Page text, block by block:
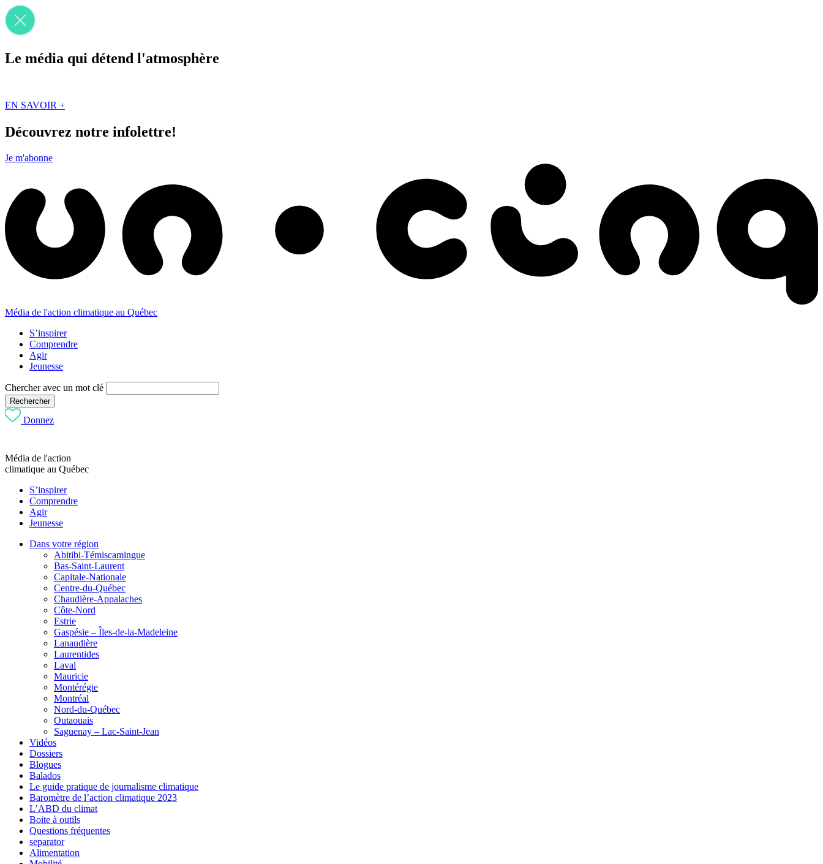
Le média qui détend l'atmosphère
EN SAVOIR +
Découvrez notre infolettre!
Je m'abonne
Média de l'action climatique au Québec
S’inspirer
Comprendre
Agir
Jeunesse
Chercher avec un mot clé
Rechercher
Donnez
Média de l'action
climatique au Québec
S’inspirer
Comprendre
Agir
Jeunesse
Dans votre région
Abitibi-Témiscamingue
Bas-Saint-Laurent
Capitale-Nationale
Centre-du-Québec
Chaudière-Appalaches
Côte-Nord
Estrie
Gaspésie – Îles-de-la-Madeleine
Lanaudière
Laurentides
Laval
Mauricie
Montérégie
Montréal
Nord-du-Québec
Outaouais
Saguenay – Lac-Saint-Jean
Vidéos
Dossiers
Blogues
Balados
Le guide pratique de journalisme climatique
Baromètre de l’action climatique 2023
L’ABD du climat
Boite à outils
Questions fréquentes
separator
Alimentation